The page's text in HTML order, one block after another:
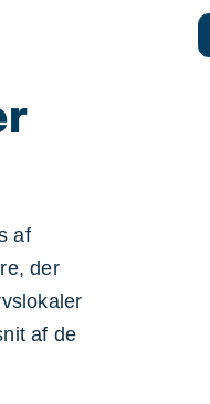
af
der
af de